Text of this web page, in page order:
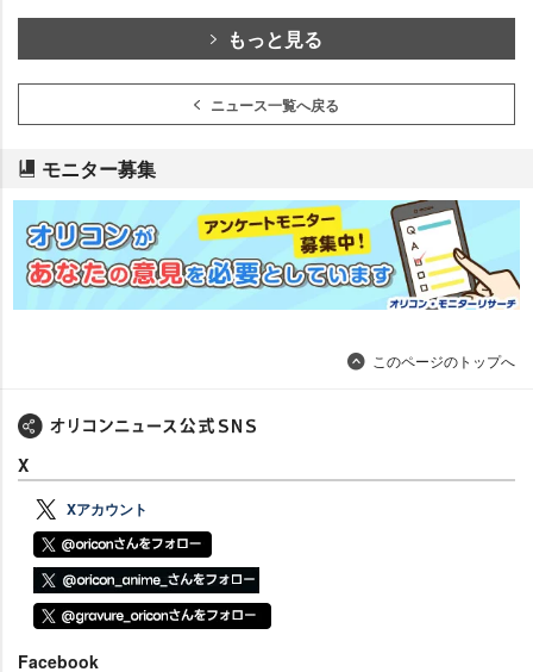
もっと見る
ニュース一覧へ戻る
モニター募集
このページのトップへ
X
Xアカウント
Facebook